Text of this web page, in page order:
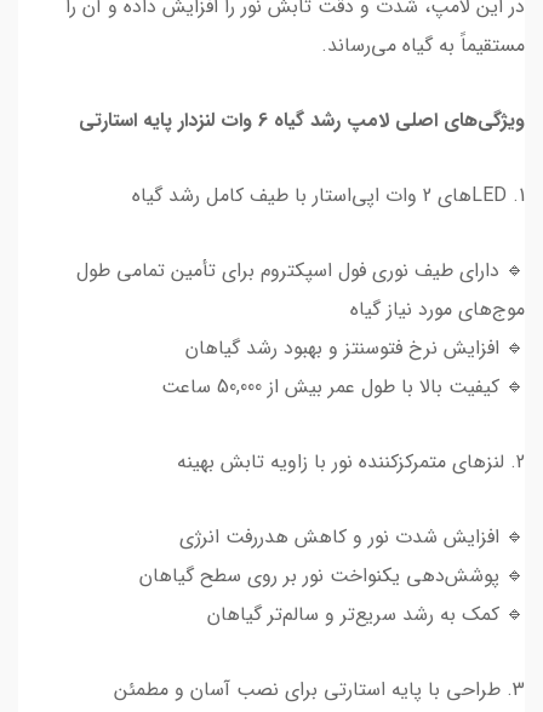
در این لامپ، شدت و دقت تابش نور را افزایش داده و آن را
مستقیماً به گیاه می‌رساند.
ویژگی‌های اصلی لامپ رشد گیاه 6 وات لنزدار پایه استارتی
1. LEDهای 2 وات اپی‌استار با طیف کامل رشد گیاه
🔹 دارای طیف نوری فول اسپکتروم برای تأمین تمامی طول
موج‌های مورد نیاز گیاه
🔹 افزایش نرخ فتوسنتز و بهبود رشد گیاهان
🔹 کیفیت بالا با طول عمر بیش از 50,000 ساعت
2. لنزهای متمرکزکننده نور با زاویه تابش بهینه
🔹 افزایش شدت نور و کاهش هدررفت انرژی
🔹 پوشش‌دهی یکنواخت نور بر روی سطح گیاهان
🔹 کمک به رشد سریع‌تر و سالم‌تر گیاهان
3. طراحی با پایه استارتی برای نصب آسان و مطمئن